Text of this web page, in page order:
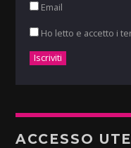
Email
Ho letto e accetto i
ACCESSO